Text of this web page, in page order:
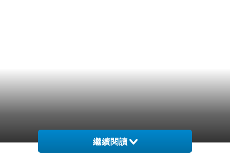
繼續閱讀